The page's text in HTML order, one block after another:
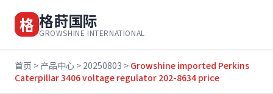
格 格莳国际
GROWSHINE INTERNATIONAL
首页 > 产品中心 > 20250803 > Growshine imported Perkins
Caterpillar 3406 voltage regulator 202-8634 price